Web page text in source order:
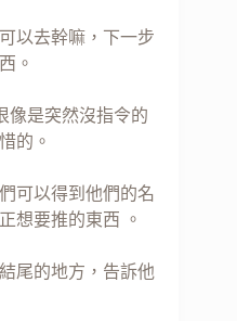
以去幹嘛，下一步
。
像是突然沒指令的
的。
可以得到他們的名
想要推的東西 。
尾的地方，告訴他